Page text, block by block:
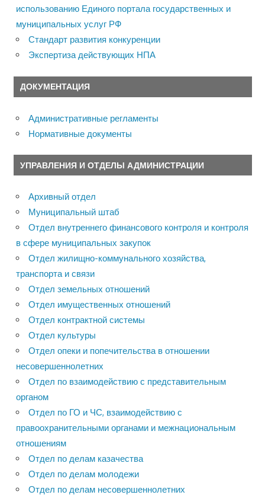
использованию Единого портала государственных и
муниципальных услуг РФ
Стандарт развития конкуренции
Экспертиза действующих НПА
ДОКУМЕНТАЦИЯ
Административные регламенты
Нормативные документы
УПРАВЛЕНИЯ И ОТДЕЛЫ АДМИНИСТРАЦИИ
Архивный отдел
Муниципальный штаб
Отдел внутреннего финансового контроля и контроля
в сфере муниципальных закупок
Отдел жилищно-коммунального хозяйства,
транспорта и связи
Отдел земельных отношений
Отдел имущественных отношений
Отдел контрактной системы
Отдел культуры
Отдел опеки и попечительства в отношении
несовершеннолетних
Отдел по взаимодействию с представительным
органом
Отдел по ГО и ЧС, взаимодействию с
правоохранительными органами и межнациональным
отношениям
Отдел по делам казачества
Отдел по делам молодежи
Отдел по делам несовершеннолетних